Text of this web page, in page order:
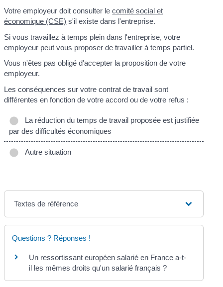
Votre employeur doit consulter lecomité social et
économique (CSE) s'il existe dans l'entreprise.
Si vous travaillez à temps plein dans l'entreprise, votre
employeur peut vous proposer de travailler à temps partiel.
Vous n'êtes pas obligé d'accepter la proposition de votre
employeur.
Les conséquences sur votre contrat de travail sont
différentes en fonction de votre accord ou de votre refus :
La réduction du temps de travail proposée est justifiée
par des difficultés économiques
Autre situation
Textes de référence
Questions ? Réponses !
Un ressortissant européen salarié en France a-t-
il les mêmes droits qu'un salarié français ?